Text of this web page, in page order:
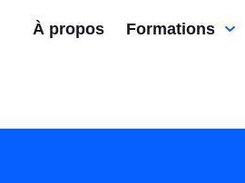
À propos Formations